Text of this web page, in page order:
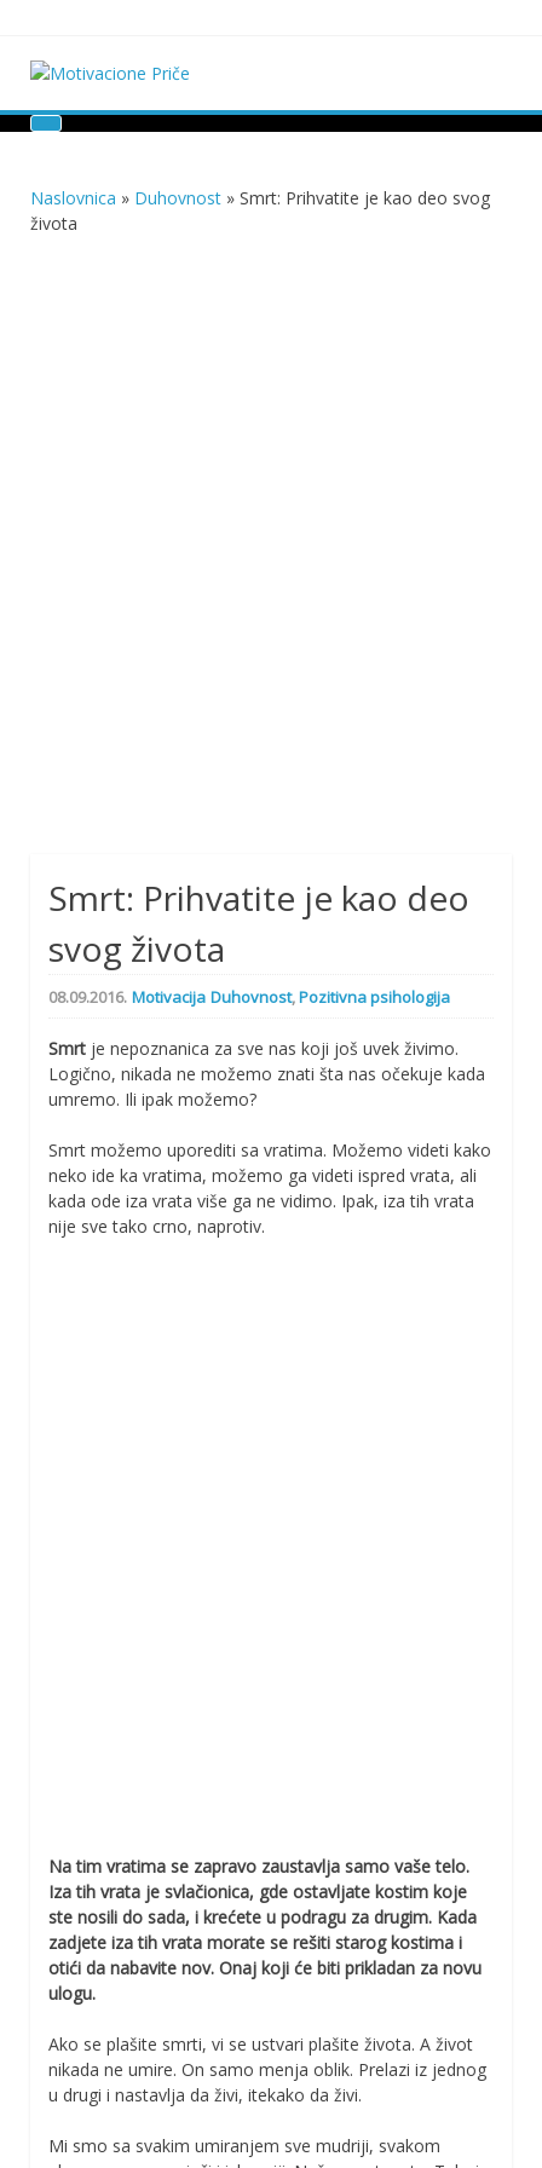
content
Motivacione Priče
Naslovnica » Duhovnost » Smrt: Prihvatite je kao deo svog
života
Smrt: Prihvatite je kao deo
svog života
08.09.2016. Motivacija Duhovnost,Pozitivna psihologija
Smrt je nepoznanica za sve nas koji još uvek živimo.
Logično, nikada ne možemo znati šta nas očekuje kada
umremo. Ili ipak možemo?
Smrt možemo uporediti sa vratima. Možemo videti kako
neko ide ka vratima, možemo ga videti ispred vrata, ali
kada ode iza vrata više ga ne vidimo. Ipak, iza tih vrata
nije sve tako crno, naprotiv.
Na tim vratima se zapravo zaustavlja samo vaše telo.
Iza tih vrata je svlačionica, gde ostavljate kostim koje
ste nosili do sada, i krećete u podragu za drugim. Kada
zadjete iza tih vrata morate se rešiti starog kostima i
otići da nabavite nov. Onaj koji će biti prikladan za novu
ulogu.
Ako se plašite smrti, vi se ustvari plašite života. A život
nikada ne umire. On samo menja oblik. Prelazi iz jednog
u drugi i nastavlja da živi, itekako da živi.
Mi smo sa svakim umiranjem sve mudriji, svakom